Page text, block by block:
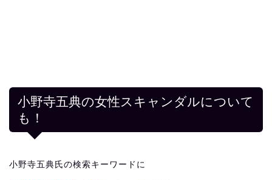
小野寺五典の女性スキャンダルについて
も！
小野寺五典氏の検索キーワードに